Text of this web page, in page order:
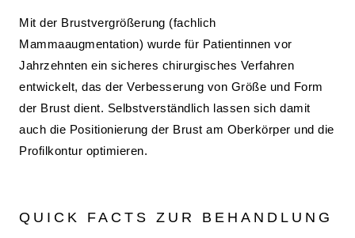
Mit der Brustvergrößerung (fachlich
Mammaaugmentation) wurde für Patientinnen vor
Jahrzehnten ein sicheres chirurgisches Verfahren
entwickelt, das der Verbesserung von Größe und Form
der Brust dient. Selbstverständlich lassen sich damit
auch die Positionierung der Brust am Oberkörper und die
Profilkontur optimieren.
QUICK FACTS ZUR BEHANDLUNG